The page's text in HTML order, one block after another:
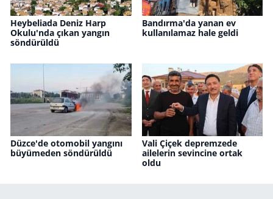
Heybeliada Deniz Harp
Okulu'nda çıkan yangın
söndürüldü
Bandırma'da yanan ev
kullanılamaz hale geldi
Düzce'de otomobil yangını
büyümeden söndürüldü
Vali Çiçek depremzede
ailelerin sevincine ortak
oldu